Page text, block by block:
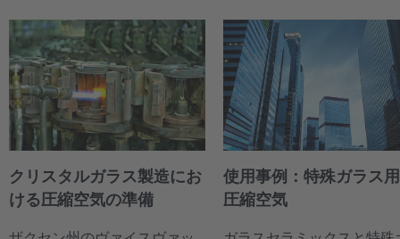
ります。
事例紹介「特殊ガラス」も合わせてご覧ください。
止や中断を招くことになります。
アプリケーションレポート "クリスタルガラス "をご覧
ください。
冷却のテンパリングでは、ポリマーやワックスなどの
物質をガラスに塗布することで、傷がつきにくく光沢
のあるガラスにして、食器洗い機でもくすまないよう
にします。塗布工程は圧縮空気を使って行われ、薄く
均一に、そして何よりも、吸気される周囲の空気に含
まれる油分、水分、粒子などの異物がないことが求め
られます。
が、この最終工程で汚染されたり、汚されたりしない
ようにするために、不純物が入っていないことが求め
られます。
ケーススタディ "中空ガラス "もご覧ください。
クリスタルガラス製造にお
ける圧縮空気の準備
使用事例：特殊ガラス
圧縮空気